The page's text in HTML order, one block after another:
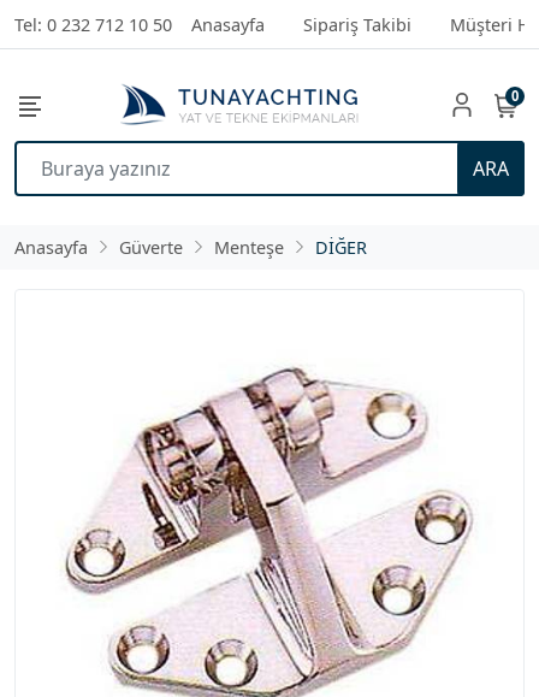
Tel: 0 232 712 10 50 Anasayfa Sipariş Takibi Müşteri
ARA
0
Anasayfa Güverte Menteşe DİĞER